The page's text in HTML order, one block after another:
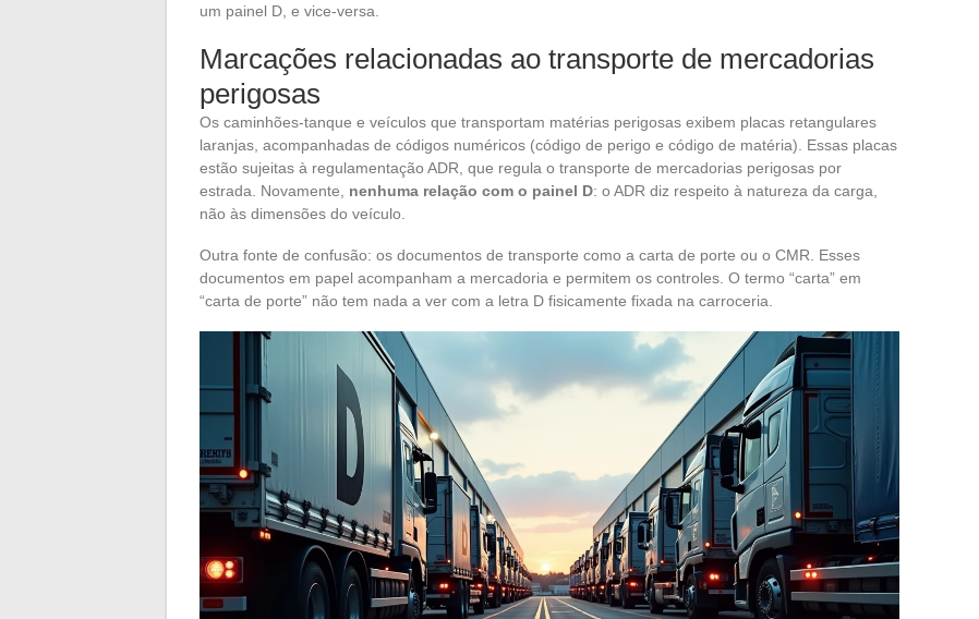
um painel D, e vice-versa.
Marcações relacionadas ao transporte de mercadorias
perigosas
Os caminhões-tanque e veículos que transportam matérias perigosas exibem placas retangulares
laranjas, acompanhadas de códigos numéricos (código de perigo e código de matéria). Essas placas
estão sujeitas à regulamentação ADR, que regula o transporte de mercadorias perigosas por
estrada. Novamente, nenhuma relação com o painel D: o ADR diz respeito à natureza da carga,
não às dimensões do veículo.
Outra fonte de confusão: os documentos de transporte como a carta de porte ou o CMR. Esses
documentos em papel acompanham a mercadoria e permitem os controles. O termo “carta” em
“carta de porte” não tem nada a ver com a letra D fisicamente fixada na carroceria.